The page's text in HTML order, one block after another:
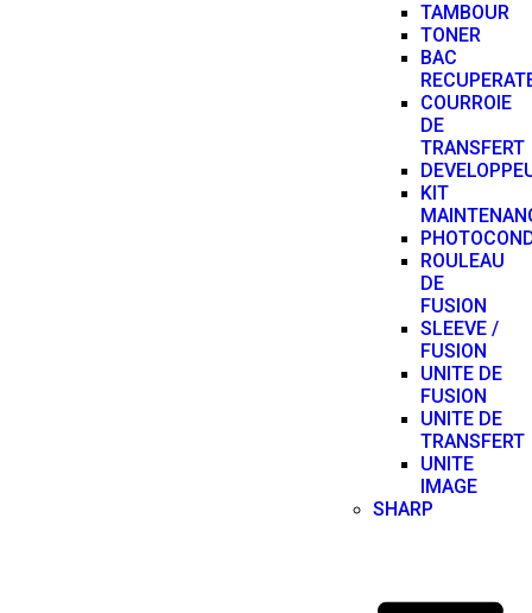
TAMBOUR
TONER
BAC
COURROIE
DE
TRANSFERT
KIT
ROULEAU
DE
FUSION
SLEEVE /
FUSION
UNITE DE
FUSION
UNITE DE
TRANSFERT
UNITE
IMAGE
SHARP